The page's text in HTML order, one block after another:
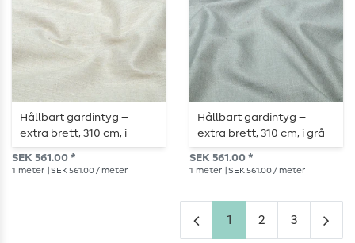
Hållbart gardintyg –
extra brett, 310 cm, i
naturlig melange
SEK 561.00 *
1 meter | SEK 561.00 / meter
Hållbart gardintyg –
extra brett, 310 cm, i grå
melange
SEK 561.00 *
1 meter | SEK 561.00 / meter
1 2 3